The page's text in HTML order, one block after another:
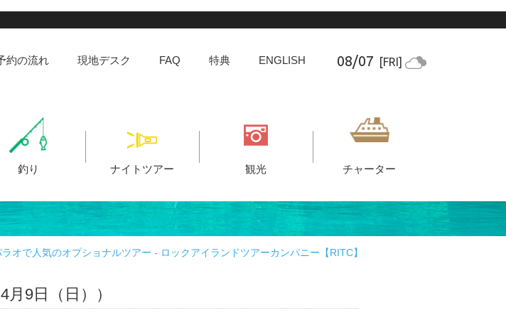
釣り ナイトツアー 観光 チャーター
約の流れ 現地デスク FAQ 特典 ENGLISH 08/07 [FRI]
オで人気のオプショナルツアー - ロックアイランドツアーカンパニー【RITC】
9日（日））